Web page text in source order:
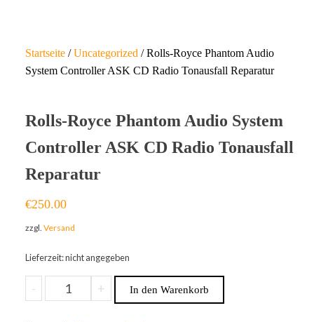
Startseite /Uncategorized / Rolls-Royce Phantom Audio
System Controller ASK CD Radio Tonausfall Reparatur
Rolls-Royce Phantom Audio System
Controller ASK CD Radio Tonausfall
Reparatur
€250.00
zzgl.Versand
Lieferzeit: nicht angegeben
- + In den Warenkorb